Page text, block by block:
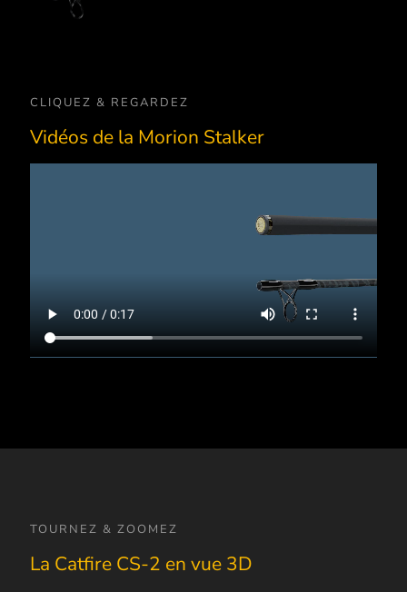
CLIQUEZ & REGARDEZ
Vidéos de la Morion Stalker
TOURNEZ & ZOOMEZ
La Catfire CS-2 en vue 3D